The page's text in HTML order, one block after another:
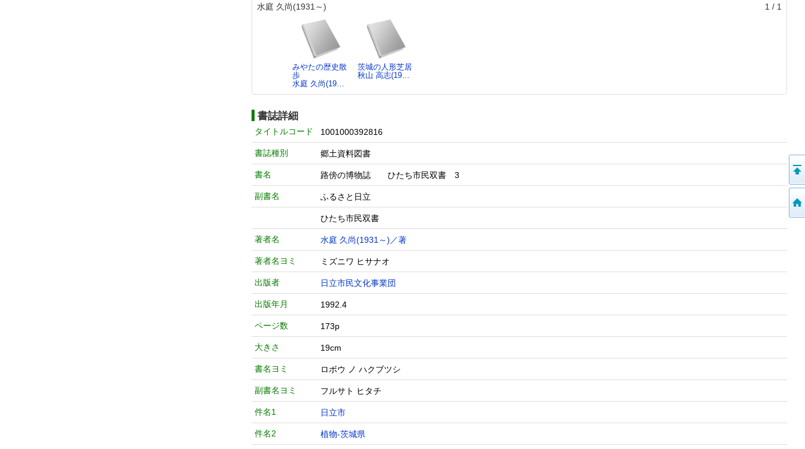
水庭 久尚(1931～)
1 / 1
みやたの歴史散
歩
水庭 久尚(19…
茨城の人形芝居
秋山 高志(19…
書誌詳細
タイトルコード 1001000392816
書誌種別 郷土資料図書
書名 路傍の博物誌 ひたち市民双書 3
副書名 ふるさと日立
ひたち市民双書
著者名 水庭 久尚(1931～)／著
著者名ヨミ ミズニワ ヒサナオ
出版者 日立市民文化事業団
出版年月 1992.4
ページ数 173p
大きさ 19cm
書名ヨミ ロボウ ノ ハクブツシ
副書名ヨミ フルサト ヒタチ
件名1 日立市
件名2 植物-茨城県